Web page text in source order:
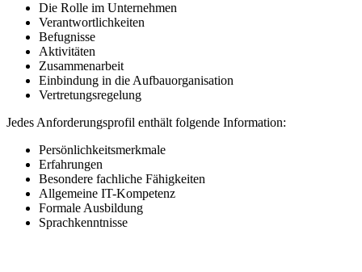
Die Rolle im Unternehmen
Verantwortlichkeiten
Befugnisse
Aktivitäten
Zusammenarbeit
Einbindung in die Aufbauorganisation
Vertretungsregelung
Jedes Anforderungsprofil enthält folgende Information:
Persönlichkeitsmerkmale
Erfahrungen
Besondere fachliche Fähigkeiten
Allgemeine IT-Kompetenz
Formale Ausbildung
Sprachkenntnisse